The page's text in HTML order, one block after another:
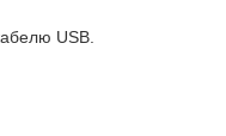
USB.